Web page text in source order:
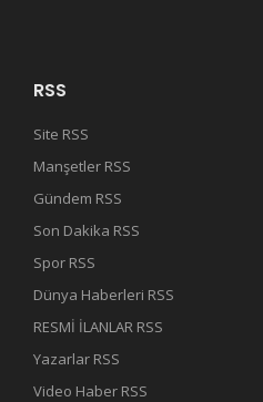
RSS
Site RSS
Manşetler RSS
Gündem RSS
Son Dakika RSS
Spor RSS
Dünya Haberleri RSS
RESMİ İLANLAR RSS
Yazarlar RSS
Video Haber RSS